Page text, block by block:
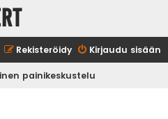
Kirjaudu sisään
Rekisteröidy
painikeskustelu